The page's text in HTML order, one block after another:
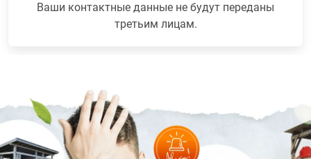
Ваши контактные данные не будут переданы
третьим лицам.